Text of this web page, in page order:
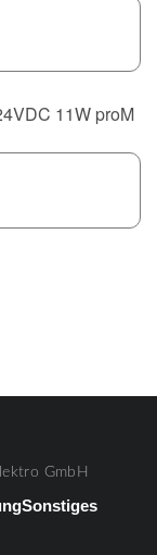
11W proM
GmbH
Sonstiges